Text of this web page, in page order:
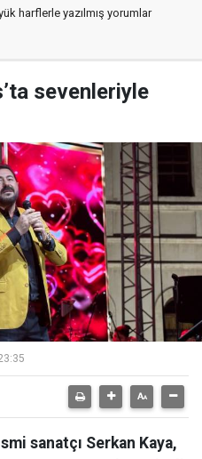
harflerle yazılmış yorumlar
sevenleriyle
sanatçı Serkan Kaya,